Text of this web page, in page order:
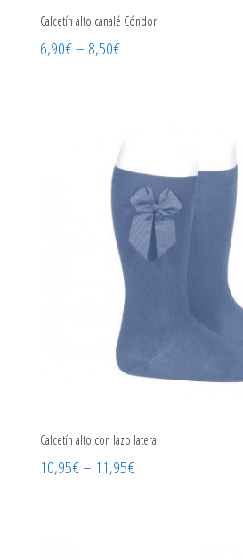
Calcetín alto canalé Cóndor
6,90€– 8,50€
Calcetín alto con lazo lateral
10,95€– 11,95€